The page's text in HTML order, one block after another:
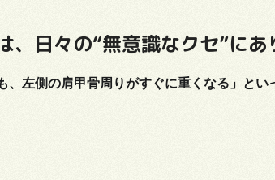
、日々の“無意識なクセ”にあ
、左側の肩甲骨周りがすぐに重くなる」とい